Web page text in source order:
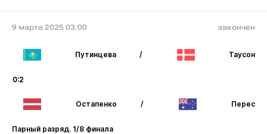
9 марта 2025 03:00 закончен
Путинцева / Таусон
0:2
Остапенко / Перес
Парный разряд. 1/8 финала